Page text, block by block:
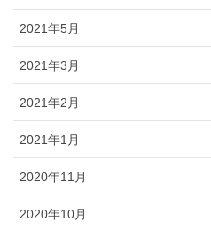
2021年5月
2021年3月
2021年2月
2021年1月
2020年11月
2020年10月